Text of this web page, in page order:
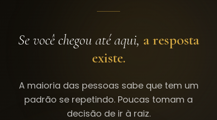
Se você chegou até aqui, a resposta
existe.
A maioria das pessoas sabe que tem um
padrão se repetindo. Poucas tomam a
decisão de ir à raiz.